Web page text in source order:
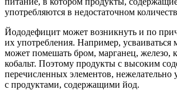
употребляются в недостаточном
Йододефицит может возникнуть и по
их употребления. Например, усваиваться
может помешать бром, марганец, железо,
кобальт. Поэтому продукты с высоким
перечисленных элементов, нежелательно
с продуктами, содержащими йод.